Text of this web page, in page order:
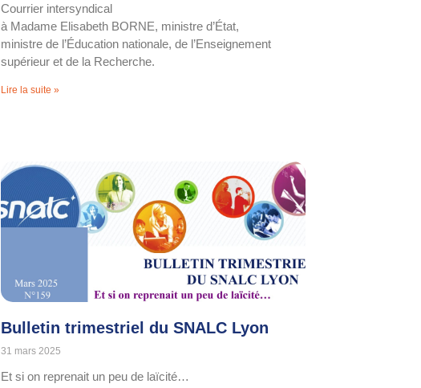
Courrier intersyndical
à Madame Elisabeth BORNE, ministre d’État,
ministre de l’Éducation nationale, de l’Enseignement
supérieur et de la Recherche.
Lire la suite »
Bulletin trimestriel du SNALC Lyon
31 mars 2025
Et si on reprenait un peu de laïcité…